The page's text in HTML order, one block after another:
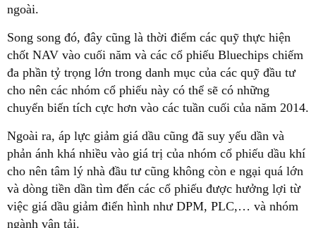
ngoài.
Song song đó, đây cũng là thời điểm các quỹ thực hiện
chốt NAV vào cuối năm và các cổ phiếu Bluechips chiếm
đa phần tỷ trọng lớn trong danh mục của các quỹ đầu tư
cho nên các nhóm cổ phiếu này có thể sẽ có những
chuyển biến tích cực hơn vào các tuần cuối của năm 2014.
Ngoài ra, áp lực giảm giá dầu cũng đã suy yếu dần và
phản ánh khá nhiều vào giá trị của nhóm cổ phiếu dầu khí
cho nên tâm lý nhà đầu tư cũng không còn e ngại quá lớn
và dòng tiền dần tìm đến các cổ phiếu được hưởng lợi từ
việc giá dầu giảm điển hình như DPM, PLC,… và nhóm
ngành vận tải.